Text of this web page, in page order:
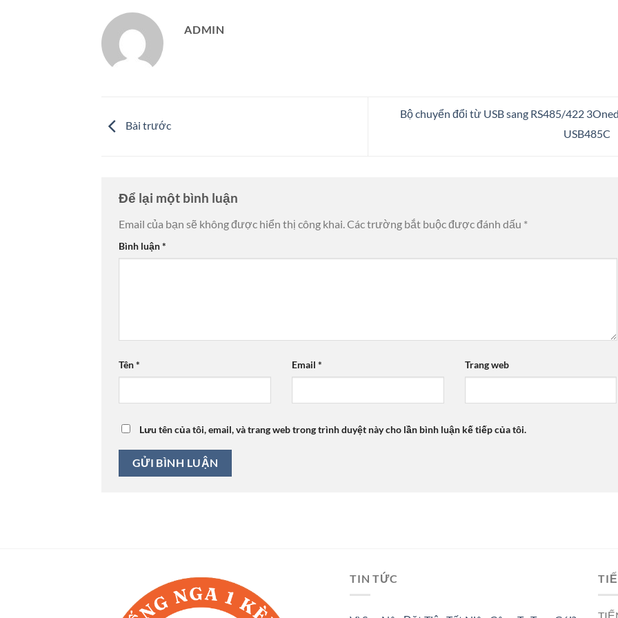
ADMIN
Bài trước
Bộ chuyển đổi từ USB sang RS485/422
USB485C
Để lại một bình luận
Email của bạn sẽ không được hiển thị công khai.Các trường bắt buộc được đánh dấu *
Bình luận*
Tên* Email * Trang web
Lưu tên của tôi, email, và trang web trong trình duyệt này cho lần bình luận kế tiếp của tôi.
TIN TỨC